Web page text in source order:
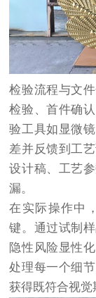
检验流程与文
检验、首件确
验工具如显微
差并反馈到工
设计稿、工艺
漏。
在实际操作中
键。通过试制
隐性风险显性
处理每一个细
获得既符合视觉